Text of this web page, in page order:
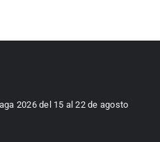
2026 del 15 al 22 de agosto